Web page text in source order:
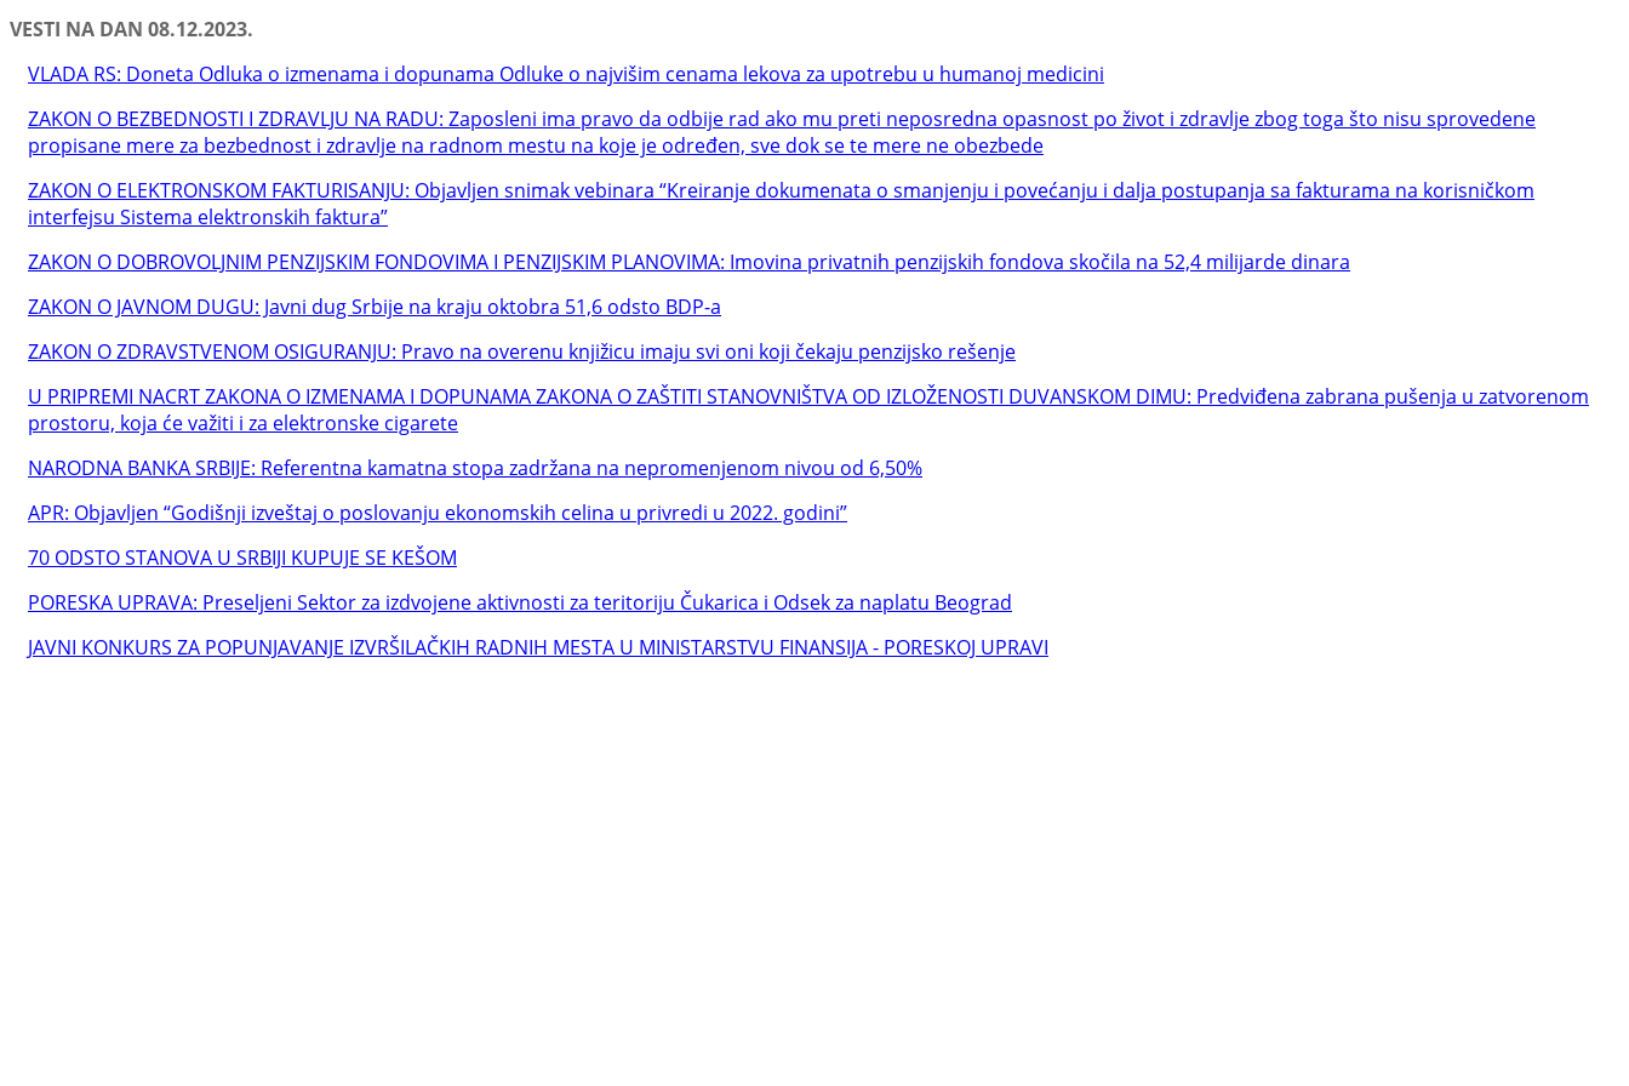
VESTI NA DAN 08.12.2023.
VLADA RS: Doneta Odluka o izmenama i dopunama Odluke o najvišim cenama lekova za upotrebu u humanoj medicini
ZAKON O BEZBEDNOSTI I ZDRAVLJU NA RADU: Zaposleni ima pravo da odbije rad ako mu preti neposredna opasnost po život i zdravlje zbog toga što nisu sprovedene
propisane mere za bezbednost i zdravlje na radnom mestu na koje je određen, sve dok se te mere ne obezbede
ZAKON O ELEKTRONSKOM FAKTURISANJU: Objavljen snimak vebinara “Kreiranje dokumenata o smanjenju i povećanju i dalja postupanja sa fakturama na korisničkom
interfejsu Sistema elektronskih faktura”
ZAKON O DOBROVOLJNIM PENZIJSKIM FONDOVIMA I PENZIJSKIM PLANOVIMA: Imovina privatnih penzijskih fondova skočila na 52,4 milijarde dinara
ZAKON O JAVNOM DUGU: Javni dug Srbije na kraju oktobra 51,6 odsto BDP-a
ZAKON O ZDRAVSTVENOM OSIGURANJU: Pravo na overenu knjižicu imaju svi oni koji čekaju penzijsko rešenje
U PRIPREMI NACRT ZAKONA O IZMENAMA I DOPUNAMA ZAKONA O ZAŠTITI STANOVNIŠTVA OD IZLOŽENOSTI DUVANSKOM DIMU: Predviđena zabrana pušenja u zatvorenom
prostoru, koja će važiti i za elektronske cigarete
NARODNA BANKA SRBIJE: Referentna kamatna stopa zadržana na nepromenjenom nivou od 6,50%
APR: Objavljen “Godišnji izveštaj o poslovanju ekonomskih celina u privredi u 2022. godini”
70 ODSTO STANOVA U SRBIJI KUPUJE SE KEŠOM
PORESKA UPRAVA: Preseljeni Sektor za izdvojene aktivnosti za teritoriju Čukarica i Odsek za naplatu Beograd
JAVNI KONKURS ZA POPUNJAVANJE IZVRŠILAČKIH RADNIH MESTA U MINISTARSTVU FINANSIJA - PORESKOJ UPRAVI